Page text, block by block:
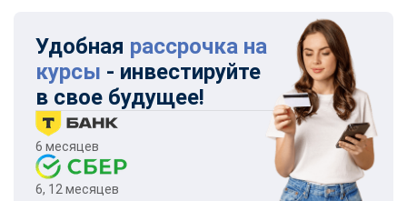
Удобная рассрочка на
курсы - инвестируйте
в свое будущее!
6 месяцев
6, 12 месяцев
ChatApp